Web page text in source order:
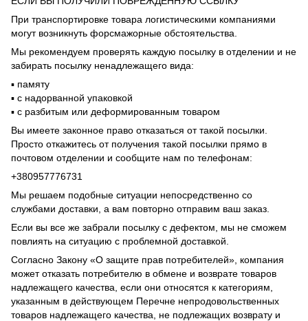
При транспортировке товара логистическими компаниями
могут возникнуть форсмажорные обстоятельства.
Мы рекомендуем проверять каждую посылку в отделении и не
забирать посылку ненадлежащего вида:
▪️ памяту
▪️ с надорванной упаковкой
▪️ с разбитым или деформированным товаром
Вы имеете законное право отказаться от такой посылки.
Просто откажитесь от получения такой посылки прямо в
почтовом отделении и сообщите нам по телефонам:
+380957776731
Мы решаем подобные ситуации непосредственно со
службами доставки, а вам повторно отправим ваш заказ.
Если вы все же забрали посылку с дефектом, мы не сможем
повлиять на ситуацию с проблемной доставкой.
Согласно Закону «О защите прав потребителей», компания
может отказать потребителю в обмене и возврате товаров
надлежащего качества, если они относятся к категориям,
указанным в действующем Перечне непродовольственных
товаров надлежащего качества, не подлежащих возврату и